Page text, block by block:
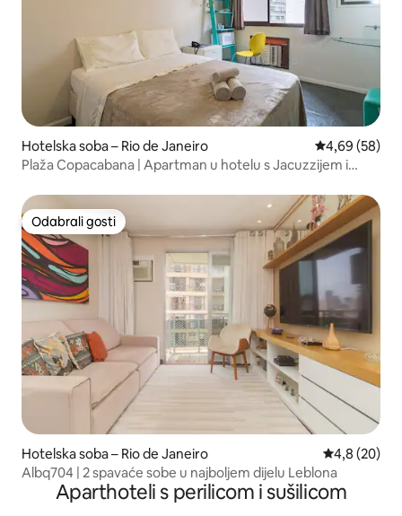
Hotelska soba – Rio de Janeiro Prosječna
4,69 (58)
Plaža Copacabana | Apartman u hotelu s Jacuzzijem i
Odabrali gosti
Odabrali gosti
Hotelska soba – Rio de Janeiro Prosječna
4,8 (20)
Albq704 | 2 spavaće sobe u najboljem dijelu Leblona
Aparthoteli s perilicom i sušilicom